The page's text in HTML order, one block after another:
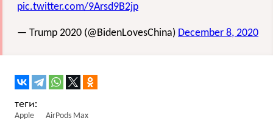
pic.twitter.com/9Arsd9B2jp
— Trump 2020 (@BidenLovesChina) December 8, 2020
Apple AirPods Max